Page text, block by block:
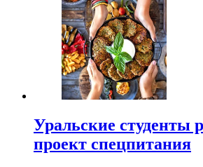
Уральские студенты
проект спецпитания